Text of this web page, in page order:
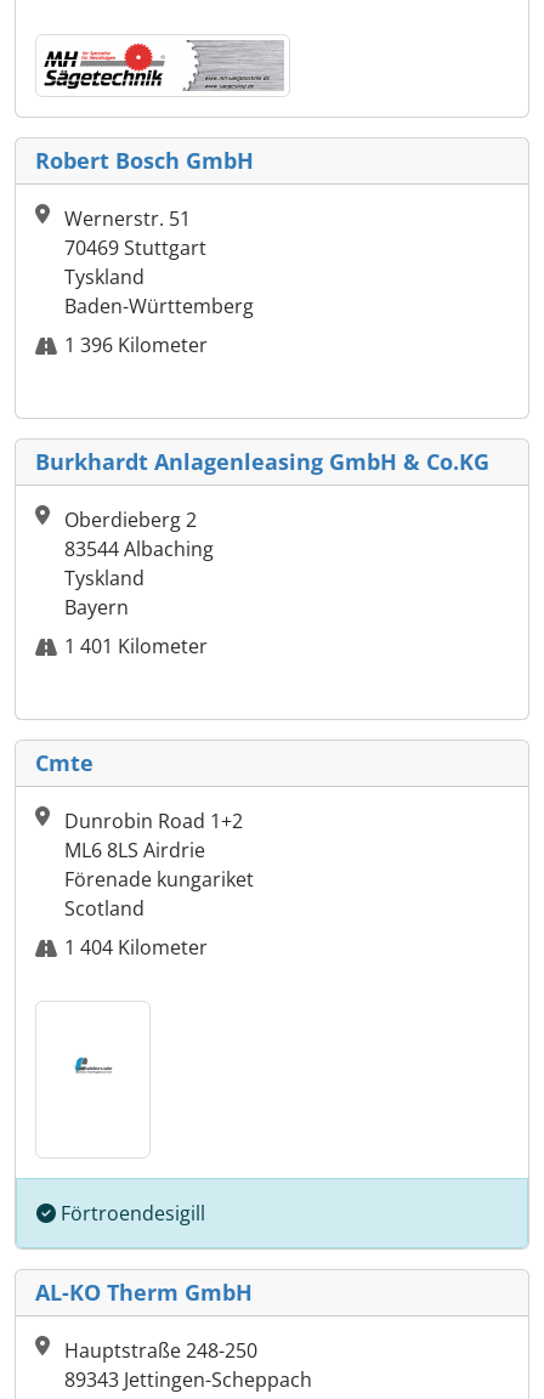
Robert Bosch GmbH
Wernerstr. 51
70469 Stuttgart
Tyskland
Baden-Württemberg
1 396 Kilometer
Burkhardt Anlagenleasing GmbH & Co.KG
Oberdieberg 2
83544 Albaching
Tyskland
Bayern
1 401 Kilometer
Cmte
Dunrobin Road 1+2
ML6 8LS Airdrie
Förenade kungariket
Scotland
1 404 Kilometer
Förtroendesigill
AL-KO Therm GmbH
Hauptstraße 248-250
89343 Jettingen-Scheppach